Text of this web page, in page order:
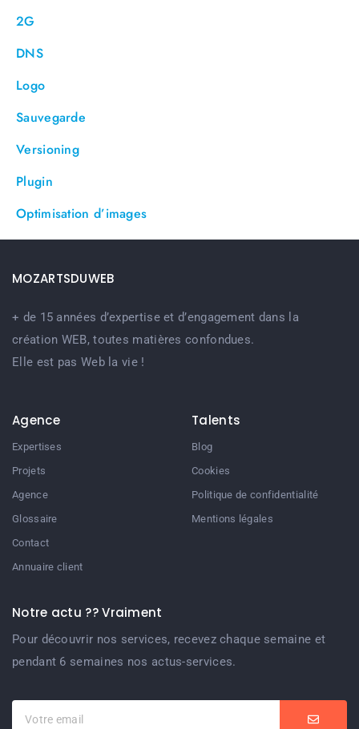
2G
DNS
Logo
Sauvegarde
Versioning
Plugin
Optimisation d’images
MOZARTSDUWEB
+ de 15 années d’expertise et d’engagement dans la
création WEB, toutes matières confondues.
Elle est pas Web la vie !
Agence
Expertises
Projets
Agence
Glossaire
Contact
Annuaire client
Talents
Blog
Cookies
Politique de confidentialité
Mentions légales
Notre actu ?? Vraiment
Pour découvrir nos services, recevez chaque semaine et
pendant 6 semaines nos actus-services.